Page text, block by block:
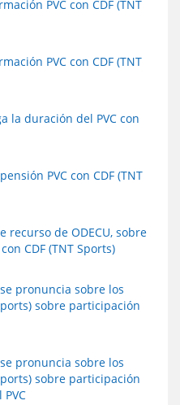
PVC con CDF (TNT
PVC con CDF (TNT
la duración del PVC con
PVC con CDF (TNT
recurso de ODECU, sobre
CDF (TNT Sports)
pronuncia sobre los
sobre participación
pronuncia sobre los
sobre participación
PVC